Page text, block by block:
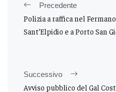
Precedente
Polizia a raffica nel
Sant’Elpidio e a Porto San
Successivo
Avviso pubblico del Gal